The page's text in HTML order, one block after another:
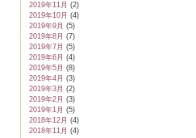
2019年11月 (2)
2019年10月 (4)
2019年9月 (5)
2019年8月 (7)
2019年7月 (5)
2019年6月 (4)
2019年5月 (8)
2019年4月 (3)
2019年3月 (2)
2019年2月 (3)
2019年1月 (5)
2018年12月 (4)
2018年11月 (4)